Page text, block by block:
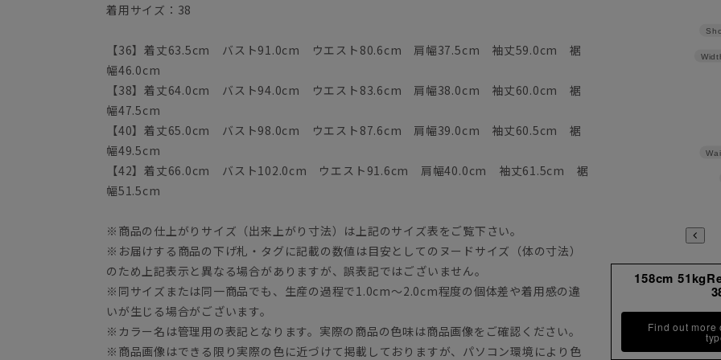
着用サイズ：38
【36】着丈63.5cm バスト91.0cm ウエスト80.6cm 肩幅37.5cm 袖丈59.0cm 裾
幅46.0cm
【38】着丈64.0cm バスト94.0cm ウエスト83.6cm 肩幅38.0cm 袖丈60.0cm 裾
幅47.5cm
【40】着丈65.0cm バスト98.0cm ウエスト87.6cm 肩幅39.0cm 袖丈60.5cm 裾
幅49.5cm
【42】着丈66.0cm バスト102.0cm ウエスト91.6cm 肩幅40.0cm 袖丈61.5cm 裾
幅51.5cm
※商品の仕上がりサイズ（出来上がり寸法）は上記のサイズ表をご覧下さい。
※お届けする商品の下げ札・タグに記載の数値は目安としてのヌードサイズ（体の寸法）
のため上記表示と異なる場合がありますが、誤表記ではございません。
※同サイズまたは同一商品でも、生産の過程で1.0cm～2.0cm程度の個体差や着用感の違
いが生じる場合がございます。
※カラー名は管理用の表記となります。実際の商品の色味は商品画像をご確認ください。
※商品画像はできる限り実際の色に近づけて掲載しておりますが、パソコン環境により色
158cm
Find out more